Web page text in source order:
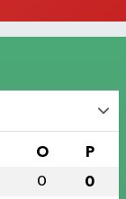
O P
0 0